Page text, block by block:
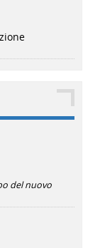
del nuovo